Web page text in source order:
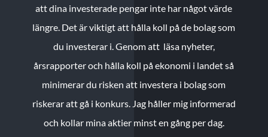
att dina investerade pengar inte har något värde
längre. Det är viktigt att hålla koll på de bolag som
du investerar i. Genom att läsa nyheter,
årsrapporter och hålla koll på ekonomi i landet så
minimerar du risken att investera i bolag som
riskerar att gå i konkurs. Jag håller mig informerad
och kollar mina aktier minst en gång per dag.